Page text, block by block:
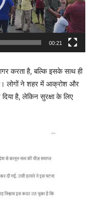
00:21
करता है, बल्कि इसके साथ ही
लोगों ने शहर में आक्रोश और
है, लेकिन सुरक्षा के लिए